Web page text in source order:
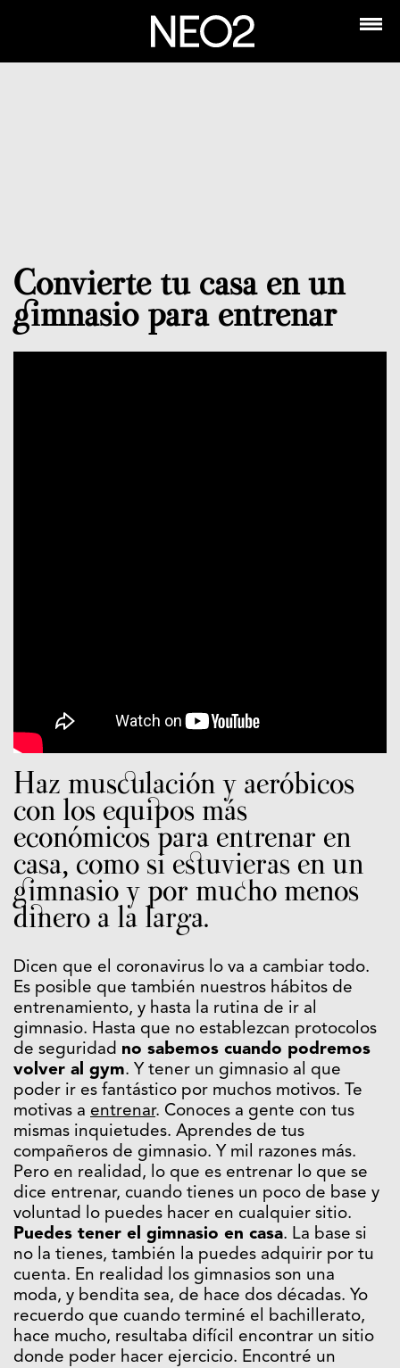
Convierte tu casa en un
gimnasio para entrenar
Haz musculación y aeróbicos
con los equipos más
económicos para entrenar en
casa, como si estuvieras en un
gimnasio y por mucho menos
dinero a la larga.
Dicen que el coronavirus lo va a cambiar todo.
Es posible que también nuestros hábitos de
entrenamiento, y hasta la rutina de ir al
gimnasio. Hasta que no establezcan protocolos
de seguridad no sabemos cuando podremos
volver al gym. Y tener un gimnasio al que
poder ir es fantástico por muchos motivos. Te
motivas a entrenar. Conoces a gente con tus
mismas inquietudes. Aprendes de tus
compañeros de gimnasio. Y mil razones más.
Pero en realidad, lo que es entrenar lo que se
dice entrenar, cuando tienes un poco de base y
voluntad lo puedes hacer en cualquier sitio.
Puedes tener el gimnasio en casa. La base si
no la tienes, también la puedes adquirir por tu
cuenta. En realidad los gimnasios son una
moda, y bendita sea, de hace dos décadas. Yo
recuerdo que cuando terminé el bachillerato,
hace mucho, resultaba difícil encontrar un sitio
donde poder hacer ejercicio. Encontré un